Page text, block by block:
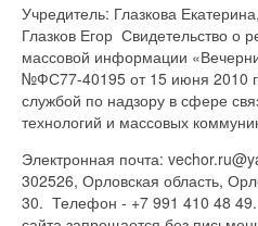
Учредитель: Глазкова
Глазков Егор Свидетельство о
массовой информации
№ФС77-40195 от 15 июня 2010
службой по надзору в сфере
технологий и массовых
Электронная почта:
302526, Орловская область,
30. Телефон - +7 991 410 48